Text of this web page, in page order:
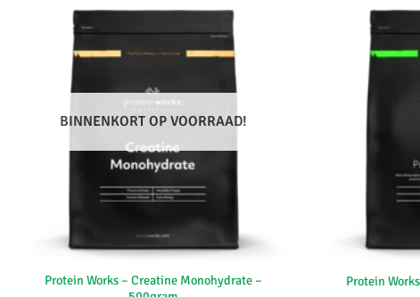
BINNENKORT OP VOORRAAD!
Protein Works – Creatine Monohydrate –
Protein